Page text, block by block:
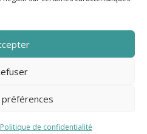
préférences
Politique de confidentialité